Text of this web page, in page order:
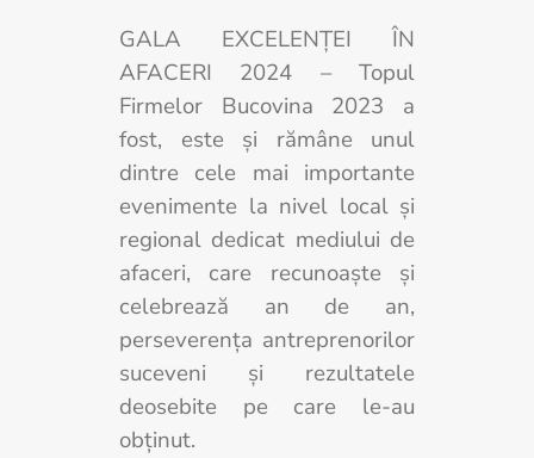
GALA EXCELENȚEI ÎN
AFACERI 2024 – Topul
Firmelor Bucovina 2023 a
fost, este și rămâne unul
dintre cele mai importante
evenimente la nivel local și
regional dedicat mediului de
afaceri, care recunoaște și
celebrează an de an,
perseverența antreprenorilor
suceveni și rezultatele
deosebite pe care le-au
obținut.